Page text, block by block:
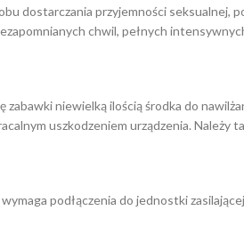
dostarczania przyjemności seksualnej,
chwil, pełnych
zabawki niewielką ilością środka do
uszkodzeniem urządzenia. Należy
podłączenia do jednostki